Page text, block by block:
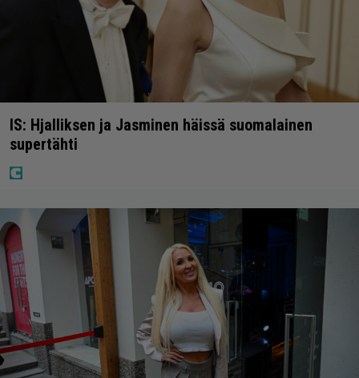
IS: Hjalliksen ja Jasminen häissä suomalainen
supertähti